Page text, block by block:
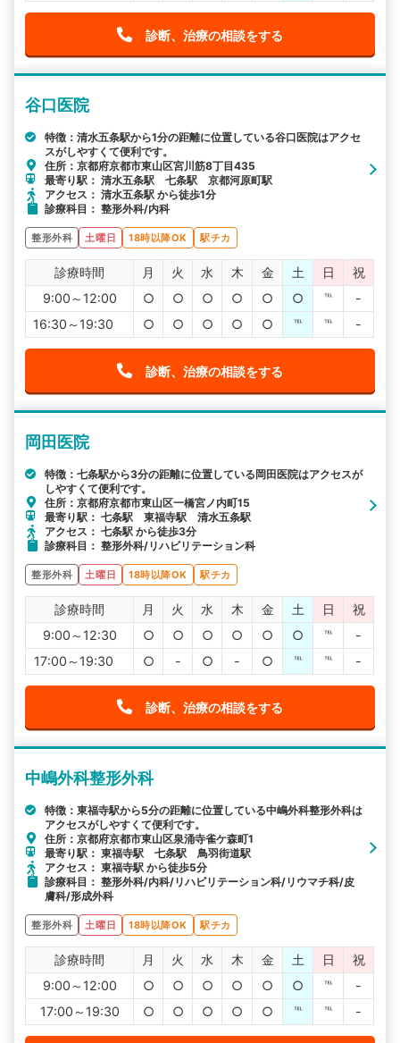
診断、治療の相談をする
谷口医院
特徴：清水五条駅から1分の距離に位置している谷口医院はアクセ
スがしやすくて便利です。
住所：京都府京都市東山区宮川筋8丁目435
最寄り駅： 清水五条駅 七条駅 京都河原町駅
アクセス： 清水五条駅 から徒歩1分
診療科目： 整形外科/内科
整形外科 土曜日 18時以降OK 駅チカ
診療時間 月 火 水 木 金 土 日
祝
9:00～12:00
○ ○ ○ ○ ○ ○ ℡
-
16:30～19:30
○ ○ ○ ○ ○ ℡ ℡ -
診断、治療の相談をする
岡田医院
特徴：七条駅から3分の距離に位置している岡田医院はアクセスが
しやすくて便利です。
住所：京都府京都市東山区一橋宮ノ内町15
最寄り駅： 七条駅 東福寺駅 清水五条駅
アクセス： 七条駅 から徒歩3分
診療科目： 整形外科/リハビリテーション科
整形外科 土曜日 18時以降OK 駅チカ
診療時間 月 火 水 木 金 土 日
祝
9:00～12:30
○ ○ ○ ○ ○ ○ ℡
-
17:00～19:30
○ - ○ - ○ ℡ ℡ -
診断、治療の相談をする
中嶋外科整形外科
特徴：東福寺駅から5分の距離に位置している中嶋外科整形外科は
アクセスがしやすくて便利です。
住所：京都府京都市東山区泉涌寺雀ケ森町1
最寄り駅： 東福寺駅 七条駅 鳥羽街道駅
アクセス： 東福寺駅 から徒歩5分
診療科目： 整形外科/内科/リハビリテーション科/リウマチ科/皮
膚科/形成外科
整形外科 土曜日 18時以降OK 駅チカ
診療時間 月 火 水 木 金 土 日
祝
9:00～12:00
○ ○ ○ ○ ○ ○ ℡
-
17:00～19:30
○ ○ ○ ○ ○ ℡ ℡ -